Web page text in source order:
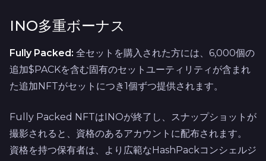
INO多重ボーナス
Fully Packed: 全セットを購入された方には、6,000個の
追加$PACKを含む固有のセットユーティリティが含まれ
た追加NFTがセットにつき1個ずつ提供されます。
Fully Packed NFTはINOが終了し、スナップショットが
撮影されると、資格のあるアカウントに配布されます。
資格を持つ保有者は、より広範なHashPackコンシェルジ